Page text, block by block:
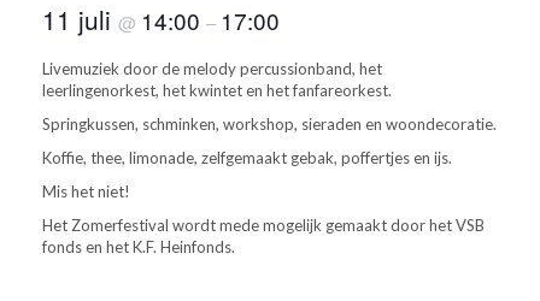
11 juli @ 14:00 – 17:00
Livemuziek door de melody percussionband, het
leerlingenorkest, het kwintet en het fanfareorkest.
Springkussen, schminken, workshop, sieraden en woondecoratie.
Koffie, thee, limonade, zelfgemaakt gebak, poffertjes en ijs.
Mis het niet!
Het Zomerfestival wordt mede mogelijk gemaakt door het VSB
fonds en het K.F. Heinfonds.